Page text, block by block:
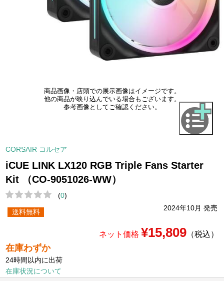
商品画像・店頭での展示画像はイメージです。
他の商品が映り込んでいる場合もございます。
参考画像としてご確認ください。
CORSAIR コルセア
iCUE LINK LX120 RGB Triple Fans Starter
Kit （CO-9051026-WW）
(0)
2024年10月 発売
送料無料
ネット価格 ¥15,809（税込）
在庫わずか
24時間以内に出荷
在庫状況について